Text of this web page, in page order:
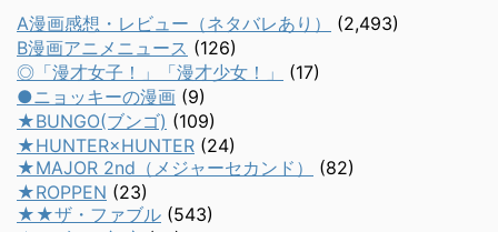
A漫画感想・レビュー（ネタバレあり）
(2,493)
B漫画アニメニュース (126)
◎「漫才女子！」「漫才少女！」
(17)
●ニョッキーの漫画 (9)
★BUNGO(ブンゴ) (109)
★HUNTER×HUNTER (24)
★MAJOR 2nd（メジャーセカンド）
(82)
★ROPPEN (23)
★★ザ・ファブル (543)